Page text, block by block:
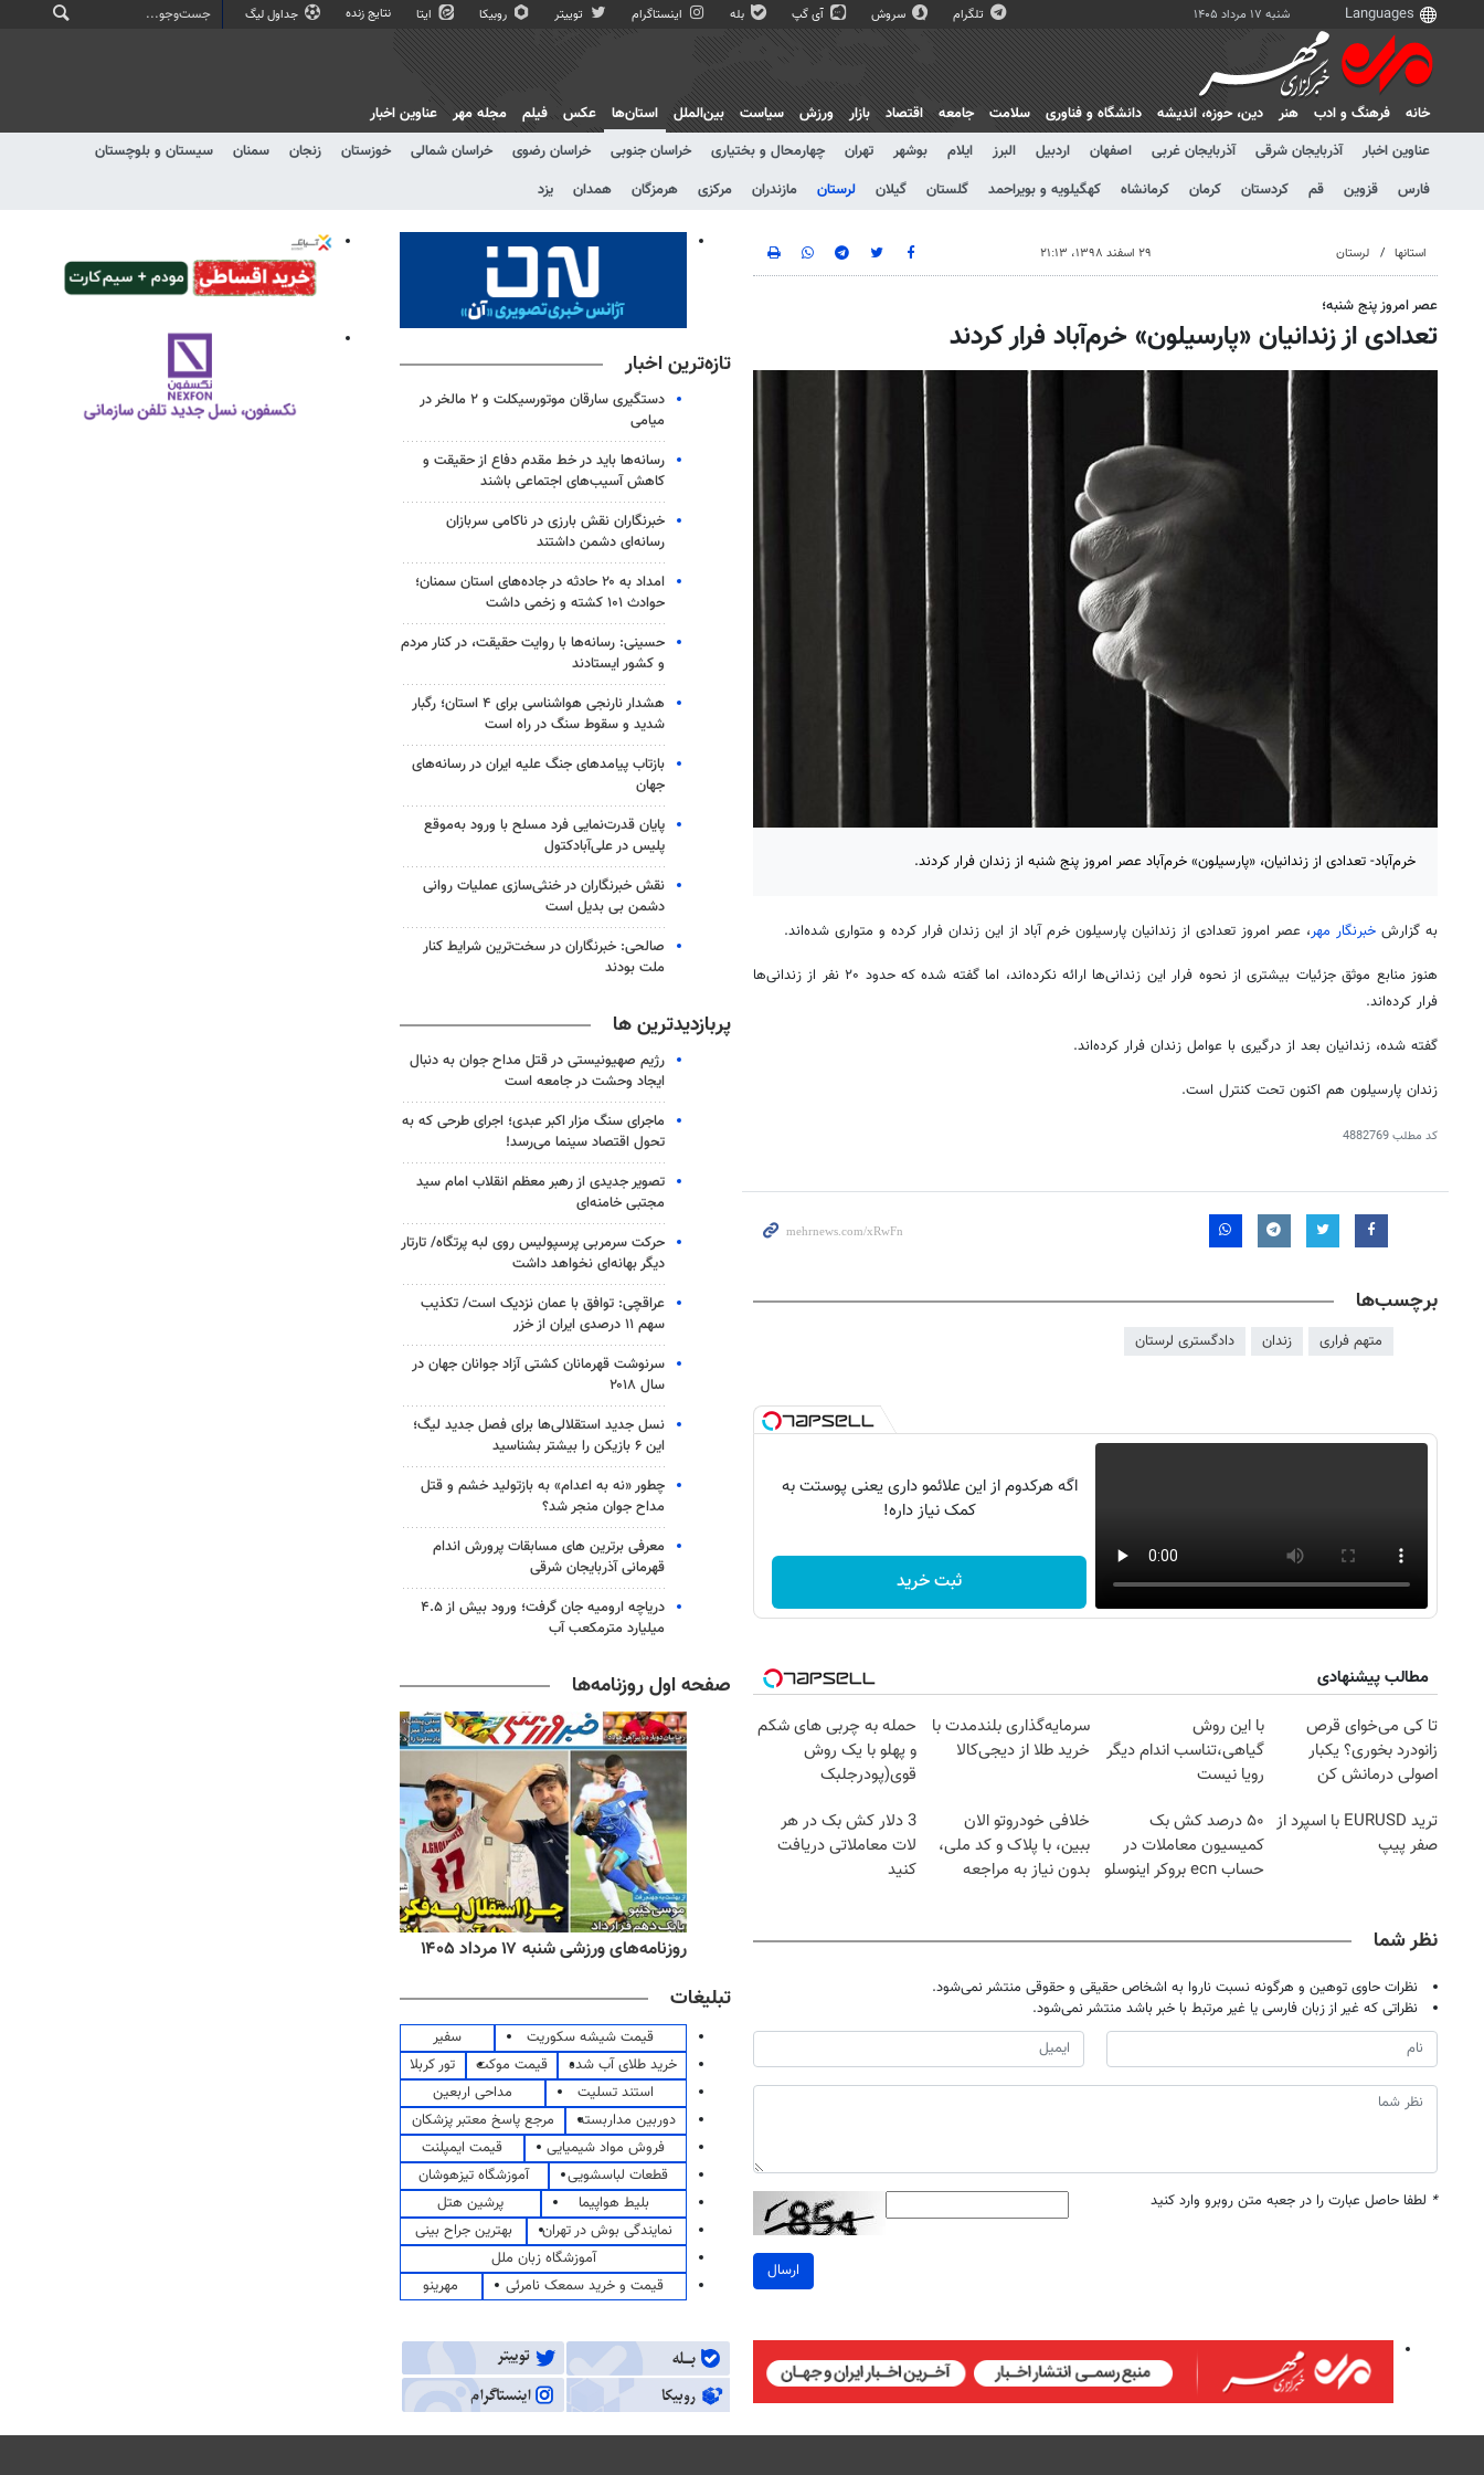
شنبه ۱۷ مرداد ۱۴۰۵ تلگرام سروش آی گپ بله اینستاگرام توییتر روبیکا ایتا نتایج زنده جداول لیگ
خانه فرهنگ و ادب هنر دين، حوزه، انديشه دانشگاه و فناوری سلامت جامعه اقتصاد بازار ورزش سیاست بین‌الملل
استان‌ها
عناوین اخبار
آذربایجان شرقی آذربایجان غربی اصفهان اردبیل البرز ایلام بوشهر تهران چهارمحال و بختیاری خراسان جنوبی خراسان رضوی خراسان شمالی خوزستان زنجان سمنان
سیستان و بلوچستان
فارس
قزوین قم کردستان کرمان کرمانشاه کهگیلویه و بویراحمد گلستان گیلان لرستان مازندران مرکزی هرمزگان همدان یزد
عکس فیلم مجله مهر عناوین اخبار
استانها لرستان ۲۹ اسفند ۱۳۹۸، ۲۱:۱۳
عصر امروز پنج شنبه؛
تعدادی از زندانیان «پارسیلون» خرم‌آباد فرار کردند
خرم‌آباد- تعدادی از زندانیان، «پارسیلون» خرم‌آباد عصر امروز پنج شنبه از زندان فرار کردند.
به گزارش خبرنگار مهر، عصر امروز تعدادی از زندانیان پارسیلون خرم آباد از این زندان فرار کرده و متواری شده‌اند.
هنوز منابع موثق جزئیات بیشتری از نحوه فرار این زندانی‌ها ارائه نکرده‌اند، اما گفته شده که حدود ۲۰ نفر از زندانی‌ها
فرار کرده‌اند.
گفته شده، زندانیان بعد از درگیری با عوامل زندان فرار کرده‌اند.
زندان پارسیلون هم اکنون تحت کنترل است.
کد مطلب4882769
برچسب‌ها
متهم فراری زندان دادگستری لرستان
اگه هرکدوم از این علائمو داری یعنی پوستت به
کمک نیاز داره!
ثبت خرید
مطالب پیشنهادی
تا کی می‌خوای قرص
زانودرد بخوری؟ یکبار
اصولی درمانش کن
با این روش
گیاهی،تناسب اندام دیگر
رویا نیست
سرمایه‌گذاری بلندمدت با
خرید طلا از دیجی‌کالا
حمله به چربی های شکم
و پهلو با یک روش
قوی(پودرجلبک
ترید EURUSD با اسپرد از
صفر پیپ
۵۰ درصد کش بک
کمیسیون معاملات در
حساب ecn بروکر اینوسلو
خلافی خودروتو الان
ببین، با پلاک و کد ملی،
بدون نیاز به مراجعه
3 دلار کش بک در هر
لات معاملاتی دریافت
کنید
نظر شما
نظرات حاوی توهین و هرگونه نسبت ناروا به اشخاص حقیقی و حقوقی منتشر نمی‌شود.
نظراتی که غیر از زبان فارسی یا غیر مرتبط با خبر باشد منتشر نمی‌شود.
* لطفا حاصل عبارت را در جعبه متن روبرو وارد کنید
ارسال
تازه‌ترین اخبار
دستگیری سارقان موتورسیکلت و ۲ مالخر در
میامی
رسانه‌ها باید در خط مقدم دفاع از حقیقت و
کاهش آسیب‌های اجتماعی باشند
خبرنگاران نقش بارزی در ناکامی سربازان
رسانه‌ای دشمن داشتند
امداد به ۲۰ حادثه در جاده‌های استان سمنان؛
حوادث ۱۰۱ کشته و زخمی داشت
حسینی: رسانه‌ها با روایت حقیقت، در کنار مردم
و کشور ایستادند
هشدار نارنجی هواشناسی برای ۴ استان؛ رگبار
شدید و سقوط سنگ در راه است
بازتاب پیامدهای جنگ علیه ایران در رسانه‌های
جهان
پایان قدرت‌نمایی فرد مسلح با ورود به‌موقع
پلیس در علی‌آبادکتول
نقش خبرنگاران در خنثی‌سازی عملیات روانی
دشمن بی بدیل است
صالحی: خبرنگاران در سخت‌ترین شرایط کنار
ملت بودند
پربازدیدترین ها
رژیم صهیونیستی در قتل مداح جوان به دنبال
ایجاد وحشت در جامعه است
ماجرای سنگ مزار اکبر عبدی؛ اجرای طرحی که به
تحول اقتصاد سینما می‌رسد!
تصویر جدیدی از رهبر معظم انقلاب امام سید
مجتبی خامنه‌ای
حرکت سرمربی پرسپولیس روی لبه پرتگاه/ تارتار
دیگر بهانه‌ای نخواهد داشت
عراقچی: توافق با عمان نزدیک است/ تکذیب
سهم ۱۱ درصدی ایران از خزر
سرنوشت قهرمانان کشتی آزاد جوانان جهان در
سال ۲۰۱۸
نسل جدید استقلالی‌ها برای فصل جدید لیگ؛
این ۶ بازیکن را بیشتر بشناسید
چطور «نه به اعدام» به بازتولید خشم و قتل
مداح جوان منجر شد؟
معرفی برترین های مسابقات پرورش اندام
قهرمانی آذربایجان شرقی
دریاچه ارومیه جان گرفت؛ ورود بیش از ۴.۵
میلیارد مترمکعب آب
صفحه اول روزنامه‌ها
روزنامه‌های صبح شنبه ۱۷ مرداد ۱۴۰۵ روزنامه‌های اقتصادی شنبه ۱۷ مرداد ۱۴۰۵ روزنامه‌های ورزشی شنبه ۱۷ مرداد ۱۴۰۵
تبلیغات
قیمت شیشه سکوریت
سفیر
خرید طلای آب شده
قیمت موکت
تور کربلا
استند تسلیت
مداحی اربعین
دوربین مداربسته
مرجع پاسخ معتبر پزشکان
فروش مواد شیمیایی
قیمت ایمپلنت
قطعات لباسشویی
آموزشگاه تیزهوشان
بلیط هواپیما
پرشین هتل
نمایندگی بوش در تهران
بهترین جراح بینی
آموزشگاه زبان ملل
قیمت و خرید سمعک نامرئی
مهرینو